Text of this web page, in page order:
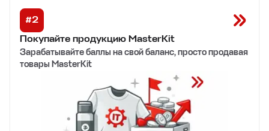
#2
Покупайте продукцию MasterKit
Зарабатывайте баллы на свой баланс, просто продавая
товары MasterKit